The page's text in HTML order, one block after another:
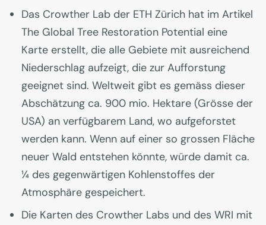
Das Crowther Lab der ETH Zürich hat im Artikel
The Global Tree Restoration Potential eine
Karte erstellt, die alle Gebiete mit ausreichend
Niederschlag aufzeigt, die zur Aufforstung
geeignet sind. Weltweit gibt es gemäss dieser
Abschätzung ca. 900 mio. Hektare (Grösse der
USA) an verfügbarem Land, wo aufgeforstet
werden kann. Wenn auf einer so grossen Fläche
neuer Wald entstehen könnte, würde damit ca.
¼ des gegenwärtigen Kohlenstoffes der
Atmosphäre gespeichert.
Die Karten des Crowther Labs und des WRI mit